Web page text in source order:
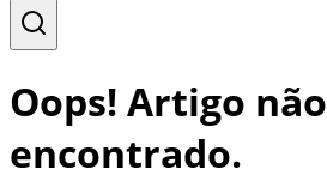
Oops! Artigo não
encontrado.